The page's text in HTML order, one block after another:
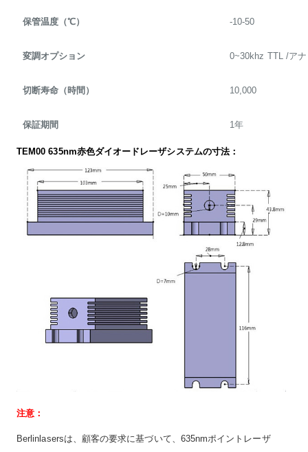
保管温度（℃） -10-50
変調オプション 0~30khz TTL /ア
切断寿命（時間） 10,000
保証期間 1年
TEM00 635nm赤色ダイオードレーザシステムの寸法：
注意：
Berlinlasersは、顧客の要求に基づいて、635nmポイントレーザ